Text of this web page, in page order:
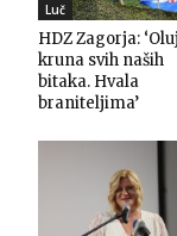
Luč
HDZ Zagorja:
kruna svih naših
bitaka. Hvala
braniteljima’